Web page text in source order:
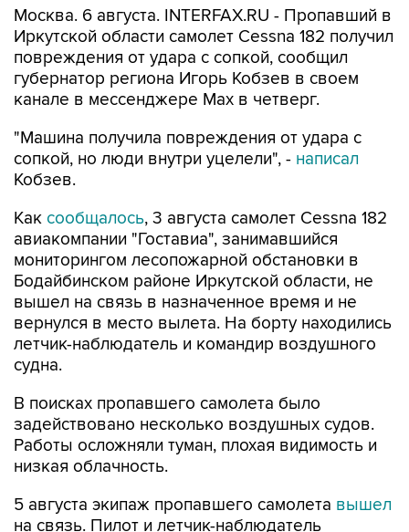
Москва. 6 августа. INTERFAX.RU - Пропавший в
Иркутской области самолет Cessna 182 получил
повреждения от удара с сопкой, сообщил
губернатор региона Игорь Кобзев в своем
канале в мессенджере Мах в четверг.
"Машина получила повреждения от удара с
сопкой, но люди внутри уцелели", - написал
Кобзев.
Как сообщалось, 3 августа самолет Cessna 182
авиакомпании "Гоставиа", занимавшийся
мониторингом лесопожарной обстановки в
Бодайбинском районе Иркутской области, не
вышел на связь в назначенное время и не
вернулся в место вылета. На борту находились
летчик-наблюдатель и командир воздушного
судна.
В поисках пропавшего самолета было
задействовано несколько воздушных судов.
Работы осложняли туман, плохая видимость и
низкая облачность.
5 августа экипаж пропавшего самолета вышел
на связь. Пилот и летчик-наблюдатель